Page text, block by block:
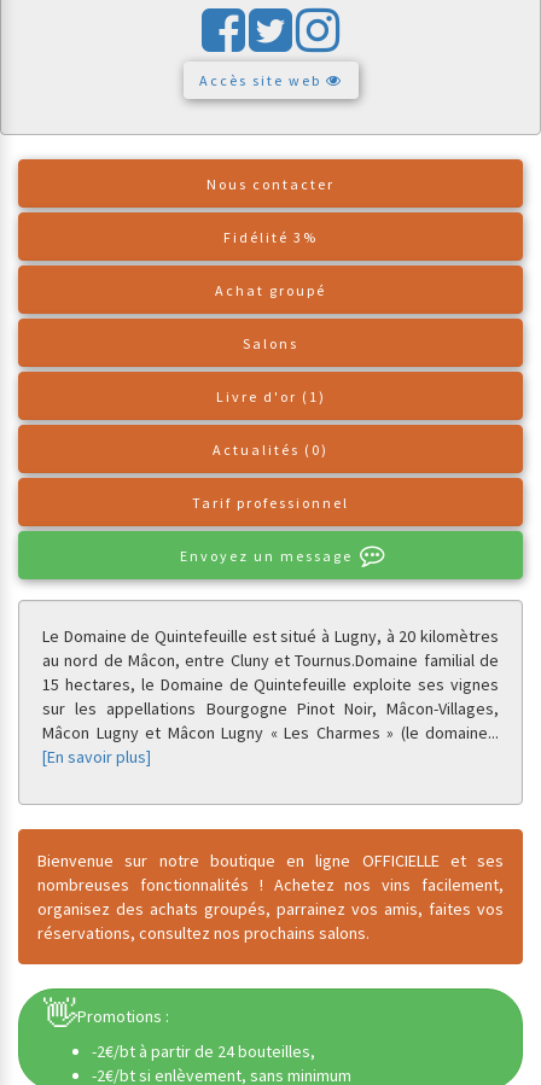
Accès site web
Nous contacter
Fidélité 3%
Achat groupé
Salons
Livre d'or (1)
Actualités (0)
Tarif professionnel
Envoyez un message
Le Domaine de Quintefeuille est situé à Lugny, à 20 kilomètres
au nord de Mâcon, entre Cluny et Tournus.Domaine familial de
15 hectares, le Domaine de Quintefeuille exploite ses vignes
sur les appellations Bourgogne Pinot Noir, Mâcon-Villages,
Mâcon Lugny et Mâcon Lugny « Les Charmes » (le domaine...
[En savoir plus]
Bienvenue sur notre boutique en ligne OFFICIELLE et ses
nombreuses fonctionnalités ! Achetez nos vins facilement,
organisez des achats groupés, parrainez vos amis, faites vos
réservations, consultez nos prochains salons.
👋Promotions :
-2€/bt à partir de 24 bouteilles,
-2€/bt si enlèvement, sans minimum